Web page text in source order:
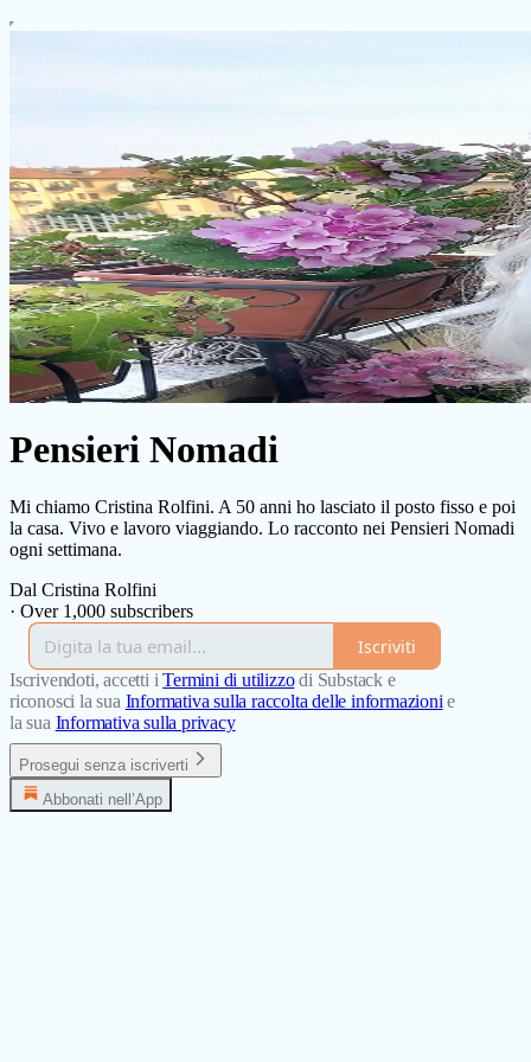
Pensieri Nomadi
Mi chiamo Cristina Rolfini. A 50 anni ho lasciato il posto fisso e poi
la casa. Vivo e lavoro viaggiando. Lo racconto nei Pensieri Nomadi
ogni settimana.
Dal Cristina Rolfini
· Over 1,000 subscribers
Iscriviti
Iscrivendoti, accetti iTermini di utilizzodi Substack e
riconosci la sua Informativa sulla raccolta delle informazionie
la sua Informativa sulla privacy
Prosegui senza iscriverti
Abbonati nell’App